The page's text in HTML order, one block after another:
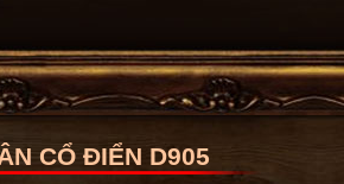
CỔ ĐIỂN D905